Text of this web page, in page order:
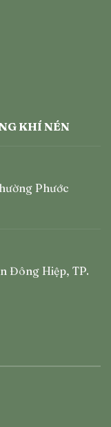
KHÍ NÉN
Phước
Đông Hiệp, TP.